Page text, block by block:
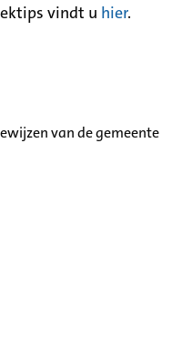
vindt u hier.
van de gemeente